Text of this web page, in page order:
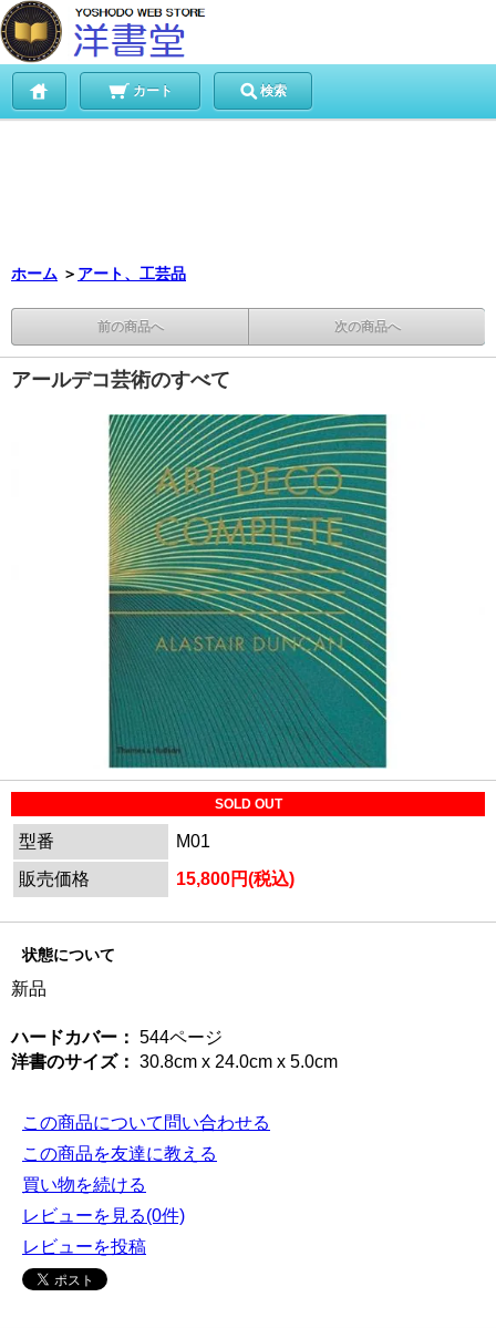
カート 検索
ホーム ＞ アート、工芸品
前の商品へ 次の商品へ
アールデコ芸術のすべて
SOLD OUT
型番
M01
販売価格
15,800円(税込)
状態について
新品
ハードカバー： 544ページ
洋書のサイズ： 30.8cm x 24.0cm x 5.0cm
この商品について問い合わせる
この商品を友達に教える
買い物を続ける
レビューを見る(0件)
レビューを投稿